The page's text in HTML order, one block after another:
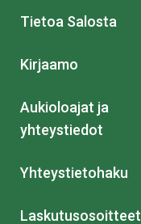
Tietoa Salosta
Kirjaamo
Aukioloajat ja
yhteystiedot
Yhteystietohaku
Laskutusosoitteet